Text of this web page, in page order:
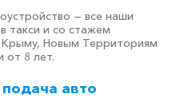
— все наши
такси и со стажем
Новым Территориям
от 8 лет.
авто